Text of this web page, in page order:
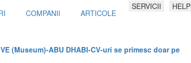
COMPANII ARTICOLE
SERVICII HELP
(Museum)-ABU DHABI-CV-uri se primesc doar pe